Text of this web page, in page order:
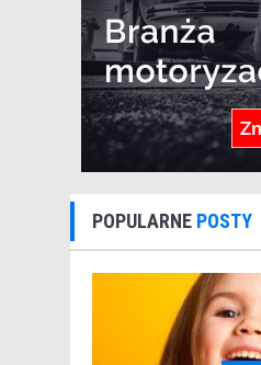
POPULARNE POSTY